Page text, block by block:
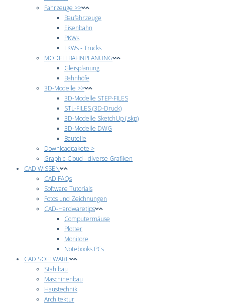
Fahrzeuge >>
Baufahrzeuge
Eisenbahn
PKWs
LKWs - Trucks
MODELLBAHNPLANUNG
Gleisplanung
Bahnhöfe
3D-Modelle >>
3D-Modelle STEP-FILES
STL-FILES (3D-Druck)
3D-Modelle SketchUp (.skp)
3D-Modelle DWG
Bauteile
Downloadpakete >
Graphic-Cloud - diverse Grafiken
CAD WISSEN
CAD FAQs
Software Tutorials
Fotos und Zeichnungen
CAD-Hardwaretips
Computermäuse
Plotter
Monitore
Notebooks PCs
CAD SOFTWARE
Stahlbau
Maschinenbau
Haustechnik
Architektur